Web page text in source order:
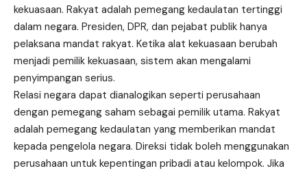
kekuasaan. Rakyat adalah pemegang kedaulatan tertinggi
dalam negara. Presiden, DPR, dan pejabat publik hanya
pelaksana mandat rakyat. Ketika alat kekuasaan berubah
menjadi pemilik kekuasaan, sistem akan mengalami
penyimpangan serius.
Relasi negara dapat dianalogikan seperti perusahaan
dengan pemegang saham sebagai pemilik utama. Rakyat
adalah pemegang kedaulatan yang memberikan mandat
kepada pengelola negara. Direksi tidak boleh menggunakan
perusahaan untuk kepentingan pribadi atau kelompok. Jika